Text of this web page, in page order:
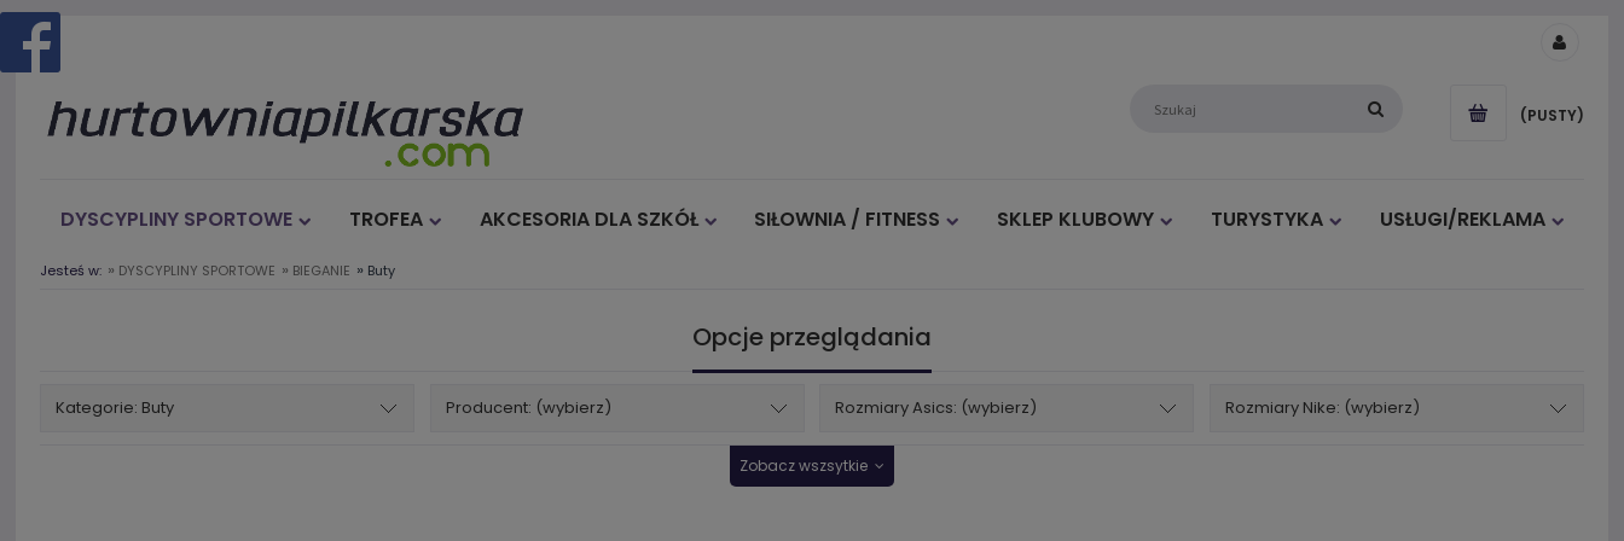
(PUSTY)
DYSCYPLINY SPORTOWE TROFEA AKCESORIA DLA SZKÓŁ SIŁOWNIA / FITNESS SKLEP KLUBOWY TURYSTYKA USŁUGI/REKLAMA
Jesteś w: » DYSCYPLINY SPORTOWE » BIEGANIE » Buty
Opcje przeglądania
Kategorie: Buty Producent: (wybierz) Rozmiary Asics: (wybierz) Rozmiary Nike: (wybierz)
Zobacz wszsytkie